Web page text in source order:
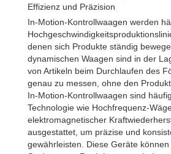
Effizienz und Präzision
In-Motion-Kontrollwaagen werden
denen sich Produkte ständig
dynamischen Waagen sind in der
von Artikeln beim Durchlaufen des
genau zu messen, ohne den
In-Motion-Kontrollwaagen sind
Technologie wie Hochfrequenz-
elektromagnetischer
ausgestattet, um präzise und
gewährleisten. Diese Geräte